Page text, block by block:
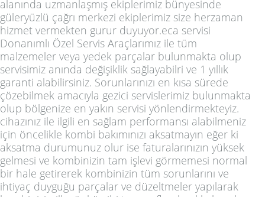
alanında uzmanlaşmış ekiplerimiz bünyesinde
güleryüzlü çağrı merkezi ekiplerimiz size herzaman
hizmet vermekten gurur duyuyor.eca servisi
Donanımlı Özel Servis Araçlarımız ile tüm
malzemeler veya yedek parçalar bulunmakta olup
servisimiz anında değişiklik sağlayabilri ve 1 yıllık
garanti alabilirsiniz. Sorunlarınızı en kısa sürede
çözebilmek amacıyla gezici servislerimiz bulunmakta
olup bölgenize en yakın servisi yönlendirmekteyiz.
cihazınız ile ilgili en sağlam performansı alabilmeniz
için öncelikle kombi bakımınızı aksatmayın eğer ki
aksatma durumunuz olur ise faturalarınızın yüksek
gelmesi ve kombinizin tam işlevi görmemesi normal
bir hale getirerek kombinizin tüm sorunlarını ve
ihtiyaç duyguğu parçalar ve düzeltmeler yapılarak